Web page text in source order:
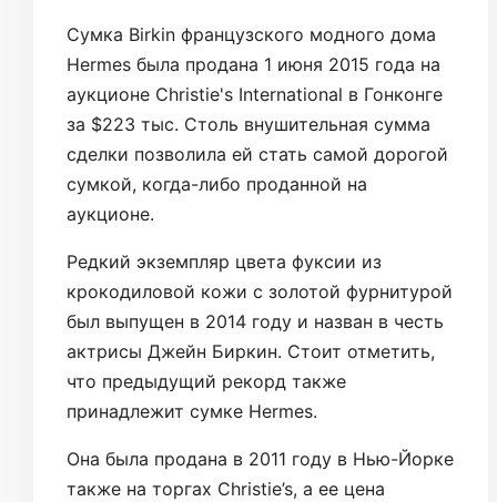
Сумка Birkin французского модного дома
Hermes была продана 1 июня 2015 года на
аукционе Christie's International в Гонконге
за $223 тыс. Столь внушительная сумма
сделки позволила ей стать самой дорогой
сумкой, когда-либо проданной на
аукционе.
Редкий экземпляр цвета фуксии из
крокодиловой кожи с золотой фурнитурой
был выпущен в 2014 году и назван в честь
актрисы Джейн Биркин. Стоит отметить,
что предыдущий рекорд также
принадлежит сумке Hermes.
Она была продана в 2011 году в Нью-Йорке
также на торгах Christie’s, а ее цена